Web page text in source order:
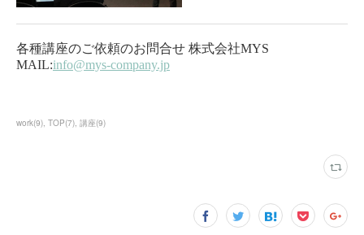
work(9) TOP(7) 講座(9)